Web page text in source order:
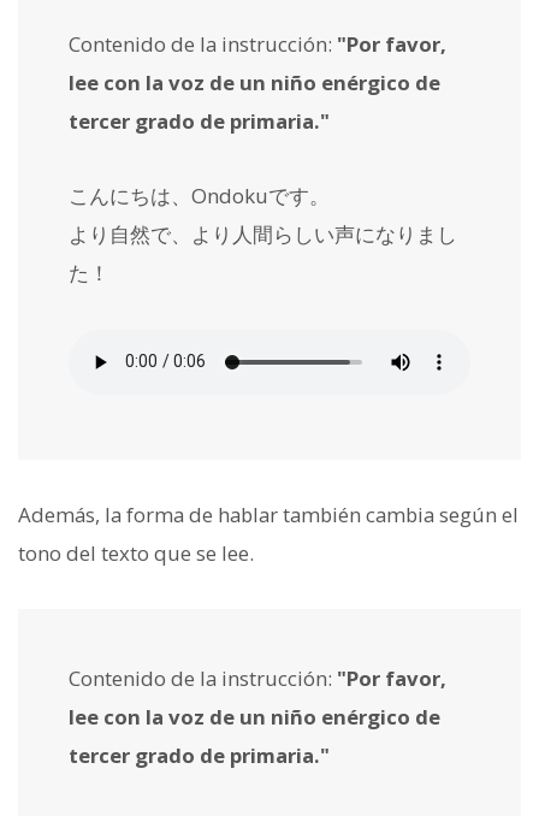
Contenido de la instrucción: "Por favor,
lee con la voz de un niño enérgico de
tercer grado de primaria."
こんにちは、Ondokuです。
より自然で、より人間らしい声になりまし
た！
Además, la forma de hablar también cambia según el
tono del texto que se lee.
Contenido de la instrucción: "Por favor,
lee con la voz de un niño enérgico de
tercer grado de primaria."